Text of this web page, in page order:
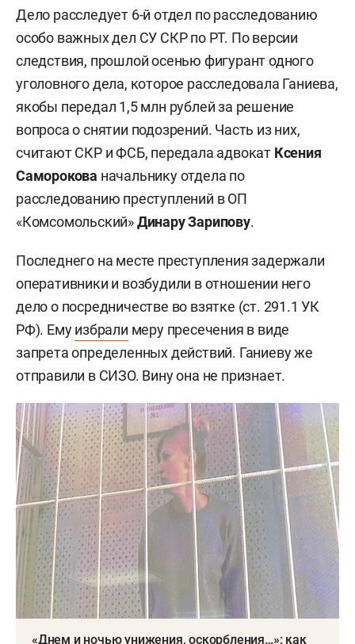
Дело расследует 6-й отдел по расследованию
особо важных дел СУ СКР по РТ. По версии
следствия, прошлой осенью фигурант одного
уголовного дела, которое расследовала Ганиева,
якобы передал 1,5 млн рублей за решение
вопроса о снятии подозрений. Часть из них,
считают СКР и ФСБ, передала адвокат Ксения
Саморокова начальнику отдела по
расследованию преступлений в ОП
«Комсомольский»Динару Зарипову.
Последнего на месте преступления задержали
оперативники и возбудили в отношении него
дело о посредничестве во взятке (ст. 291.1 УК
РФ). Емуизбрали меру пресечения в виде
запрета определенных действий. Ганиеву же
отправили в СИЗО. Вину она не признает.
«Днем и ночью унижения, оскорбления…»: как